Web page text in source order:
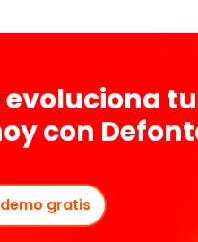
evoluciona
con
gratis